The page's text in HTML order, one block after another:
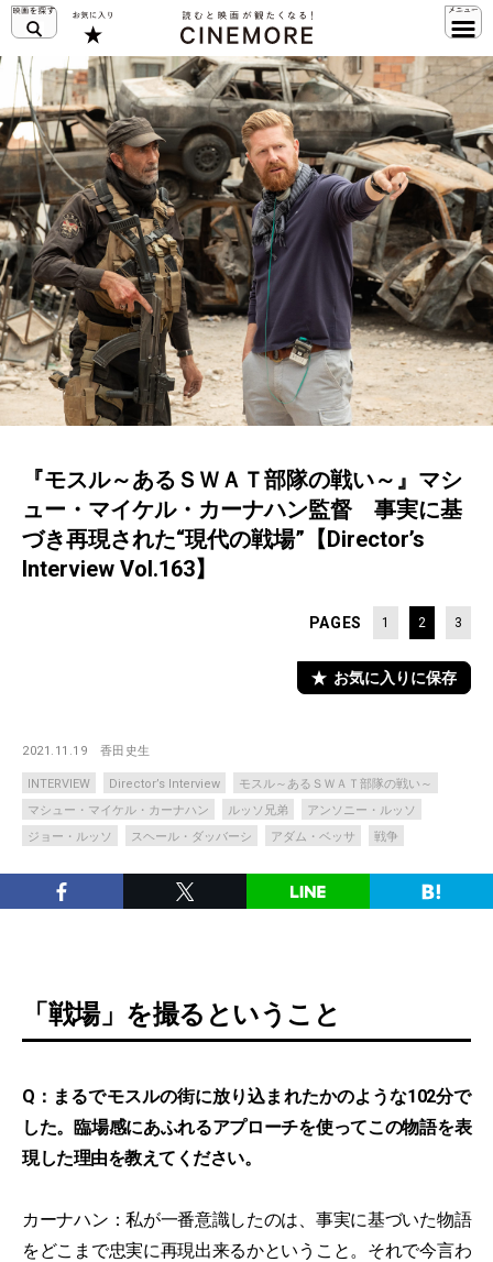
『モスル～あるＳＷＡＴ部隊の戦い～』マシ
ュー・マイケル・カーナハン監督 事実に基
づき再現された“現代の戦場”【Director’s
Interview Vol.163】
PAGES 1 2 3
お気に入りに保存
2021.11.19 香田史生
INTERVIEW Director’s Interview
モスル～あるＳＷＡＴ部隊の戦い～
マシュー・マイケル・カーナハン
ルッソ兄弟
アンソニー・ルッソ
ジョー・ルッソ
スヘール・ダッバーシ アダム・ベッサ 戦争
「戦場」を撮るということ
Q：まるでモスルの街に放り込まれたかのような102分で
した。臨場感にあふれるアプローチを使ってこの物語を表
現した理由を教えてください。
カーナハン：私が一番意識したのは、事実に基づいた物語
をどこまで忠実に再現出来るかということ。それで今言わ